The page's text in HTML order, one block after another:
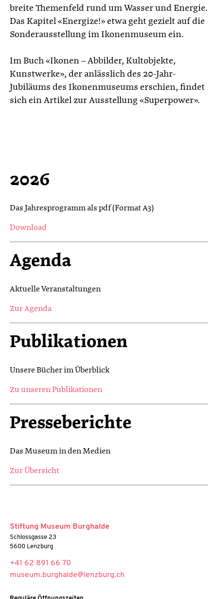
breite Themenfeld rund um Wasser und Energie.
Das Kapitel «Energize!» etwa geht gezielt auf die
Sonderausstellung im Ikonenmuseum ein.
Im Buch «Ikonen – Abbilder, Kultobjekte,
Kunstwerke», der anlässlich des 20-Jahr-
Jubiläums des Ikonenmuseums erschien, findet
sich ein Artikel zur Ausstellung «Superpower».
2026
Das Jahresprogramm als pdf (Format A3)
Download
Agenda
Aktuelle Veranstaltungen
Zur Agenda
Publikationen
Unsere Bücher im Überblick
Zu unseren Publikationen
Presseberichte
Das Museum in den Medien
Zur Übersicht
Stiftung Museum Burghalde
Schlossgasse 23
5600 Lenzburg
+41 62 891 66 70
museum.burghalde@lenzburg.ch